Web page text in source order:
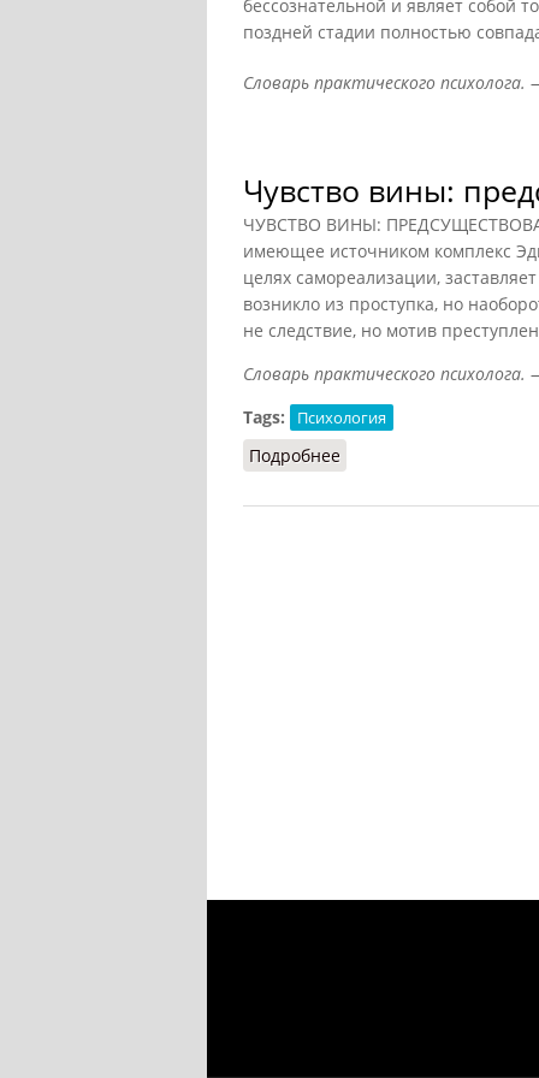
бессознательной и являет собой
поздней стадии полностью
Словарь практического
Чувство вины:
ЧУВСТВО ВИНЫ:
имеющее источником комплекс
целях самореализации,
возникло из проступка, но
не следствие, но мотив
Словарь практического
Tags:
Психология
Подробнее